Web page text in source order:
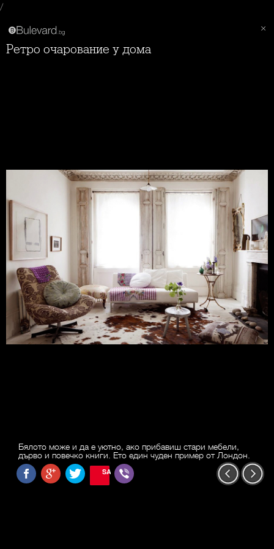
/
Ретро очарование у дома
Бялото може и да е уютно, ако прибавиш стари мебели,
дърво и повечко книги. Ето един чуден пример от Лондон.
SAVE